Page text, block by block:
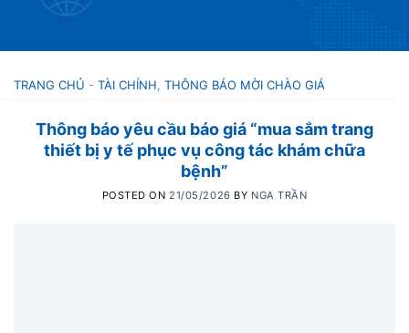
TRANG CHỦ - TÀI CHÍNH THÔNG BÁO MỜI CHÀO GIÁ
Thông báo yêu cầu báo giá “mua sắm trang
thiết bị y tế phục vụ công tác khám chữa
bệnh”
POSTED ON21/05/2026 BY NGA TRẦN